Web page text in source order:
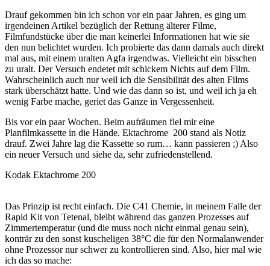
Drauf gekommen bin ich schon vor ein paar Jahren, es ging um
irgendeinen Artikel bezüglich der Rettung älterer Filme,
Filmfundstücke über die man keinerlei Informationen hat wie sie
den nun belichtet wurden. Ich probierte das dann damals auch direkt
mal aus, mit einem uralten Agfa irgendwas. Vielleicht ein bisschen
zu uralt. Der Versuch endetet mit schickem Nichts auf dem Film.
Wahrscheinlich auch nur weil ich die Sensibilität des alten Films
stark überschätzt hatte. Und wie das dann so ist, und weil ich ja eh
wenig Farbe mache, geriet das Ganze in Vergessenheit.
Bis vor ein paar Wochen. Beim aufräumen fiel mir eine
Planfilmkassette in die Hände. Ektachrome 200 stand als Notiz
drauf. Zwei Jahre lag die Kassette so rum… kann passieren ;) Also
ein neuer Versuch und siehe da, sehr zufriedenstellend.
Kodak Ektachrome 200
Das Prinzip ist recht einfach. Die C41 Chemie, in meinem Falle der
Rapid Kit von Tetenal, bleibt während das ganzen Prozesses auf
Zimmertemperatur (und die muss noch nicht einmal genau sein),
konträr zu den sonst kuscheligen 38°C die für den Normalanwender
ohne Prozessor nur schwer zu kontrollieren sind. Also, hier mal wie
ich das so mache: